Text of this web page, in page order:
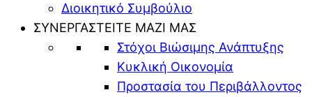
Διοικητικό Συμβούλιο
ΣΥΝΕΡΓΑΣΤΕΙΤΕ ΜΑΖΙ ΜΑΣ
Στόχοι Βιώσιμης Ανάπτυξης
Κυκλική Οικονομία
Προστασία του Περιβάλλοντος